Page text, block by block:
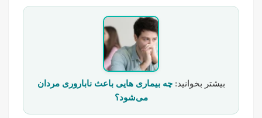
بیشتر بخوانید:چه بیماری هایی باعث ناباروری مردان
می‌شود؟